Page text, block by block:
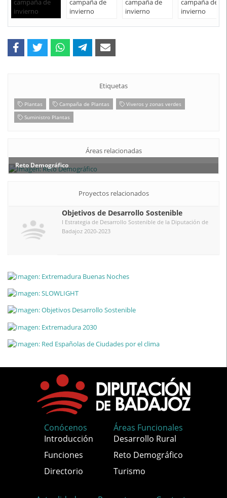
Etiquetas
Plantas Campaña de Plantas
Viveros y zonas verdes
Suministro Plantas
Áreas relacionadas
Reto Demográfico
Proyectos relacionados
Objetivos de Desarrollo Sostenible
I Estrategia de Desarrollo Sostenible de la Diputación de
Badajoz 2020-2023
Conócenos
Introducción
Funciones
Directorio
Áreas Funcionales
Desarrollo Rural
Reto Demográfico
Turismo